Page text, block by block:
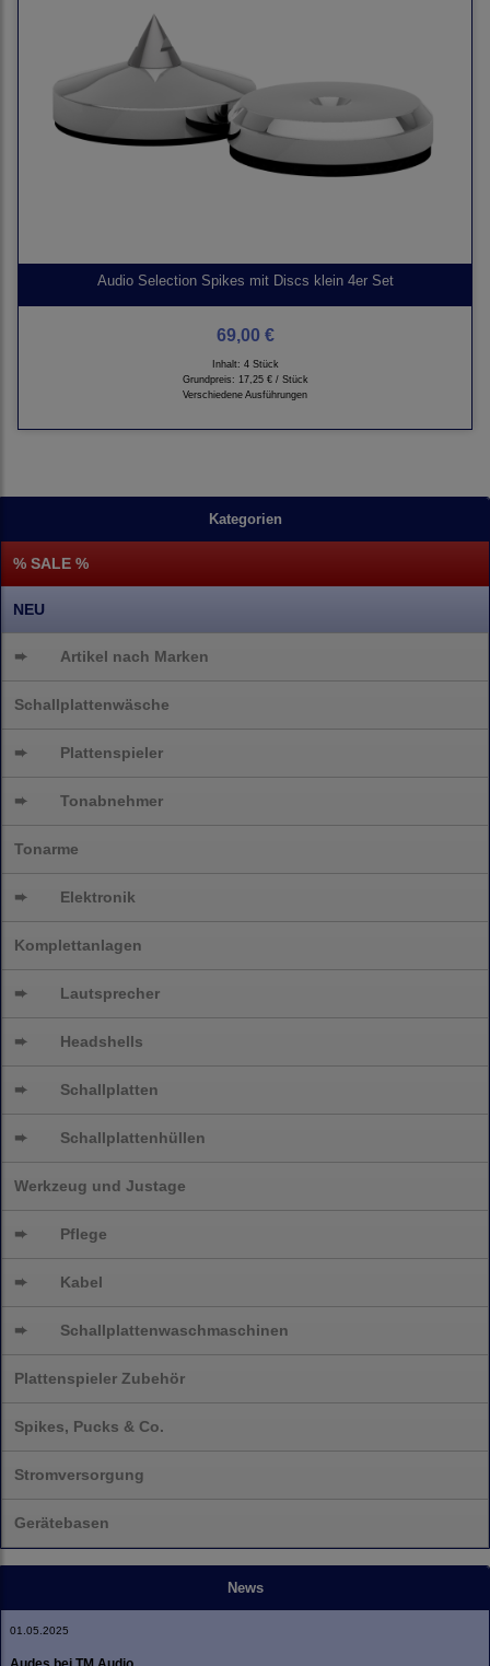
Kategorien
% SALE %
NEU
➨ Artikel nach Marken
Schallplattenwäsche
➨ Plattenspieler
➨ Tonabnehmer
Tonarme
➨ Elektronik
Komplettanlagen
➨ Lautsprecher
➨ Headshells
➨ Schallplatten
➨ Schallplattenhüllen
Werkzeug und Justage
➨ Pflege
➨ Kabel
➨ Schallplattenwaschmaschinen
Plattenspieler Zubehör
Spikes, Pucks & Co.
Stromversorgung
Gerätebasen
News
01.05.2025
Audio Selection Spikes mit Discs klein 4er Set
69,00 €
Inhalt: 4 Stück
Grundpreis: 17,25 € / Stück
Verschiedene Ausführungen